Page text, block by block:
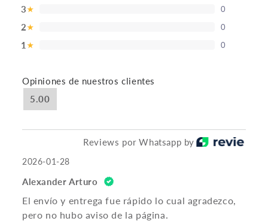
3★ 0
2★ 0
1 ★ 0
Opiniones de nuestros clientes
5.00
Reviews por Whatsapp by
2026-01-28
Alexander Arturo
El envío y entrega fue rápido lo cual agradezco,
pero no hubo aviso de la página.